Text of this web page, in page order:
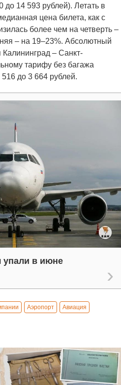
до 14 593 рублей). Летать в
цена билета, как с
более чем на четверть –
– на 19–23%. Абсолютный
– Санкт-
тарифу без багажа
до 3 664 рублей.
упали в июне
Аэропорт Авиация